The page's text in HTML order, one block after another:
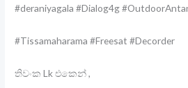
#deraniyagala #Dialog4g
#Tissamaharama #Freesat #Decorder
තිවංක Lk එකෙන් ,